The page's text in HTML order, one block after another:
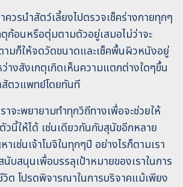
วรนำสัตว์เลี้ยงไปตรวจเช็คร่างกายทุกๆ
ก้อนหรือตุ่มตามตัวอยู่เสมอไม่ว่าจะ
ามก็ให้จดวัดขนาดและเช็คพื้นผิวหนังอยู่
ว่างสังเกตุเกิดเห็นความแตกต่างใดๆขึ้น
สัตวแพทย์โดยทันที
จะพยายามทำทุกวิถีทางเพื่อจะช่วยให้
วนี้ให้ได้ เช่นเดียวกันกับสุนัขอีกหลาย
เช่นเจ้าโมจิในทุกๆปี อย่างไรก็ตามเรา
บสนุนเพื่อบรรลุเป้าหมายของเราในการ
ต โปรดพิจารณาในการบริจาคแม้เพียง